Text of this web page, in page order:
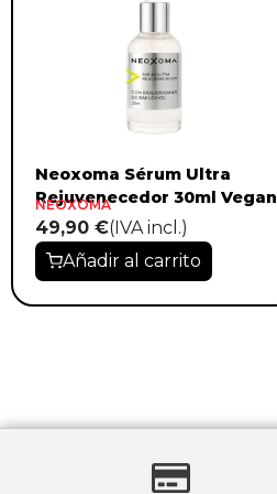
Neoxoma Sérum Ultra
Rejuvenecedor 30ml Vegan
NEOXOMA
49,90 €(IVA incl.)
Añadir al carrito